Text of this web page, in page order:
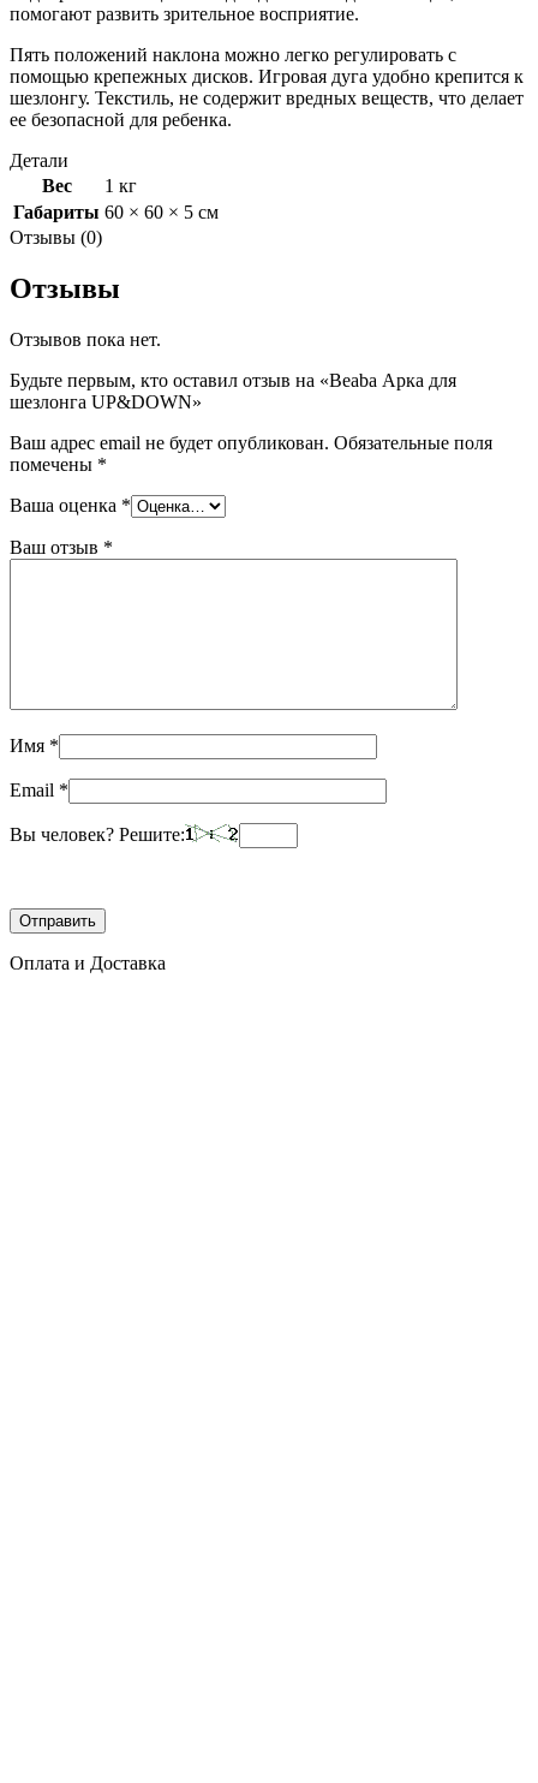
помогают развить зрительное восприятие.
Пять положений наклона можно легко регулировать с
помощью крепежных дисков. Игровая дуга удобно крепится к
шезлонгу. Текстиль, не содержит вредных веществ, что делает
ее безопасной для ребенка.
Детали
Вес
1 кг
Габариты 60 × 60 × 5 см
Отзывы (0)
Отзывы
Отзывов пока нет.
Будьте первым, кто оставил отзыв на «Beaba Арка для
шезлонга UP&DOWN»
Ваш адрес email не будет опубликован. Обязательные поля
помечены *
Ваша оценка *
Ваш отзыв *
Имя *
Email *
Вы человек? Решите:
Оплата и Доставка